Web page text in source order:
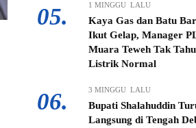
05. 1 MINGGU LALU
Kaya Gas dan Batu
Ikut Gelap, Manager
Muara Teweh Tak
Listrik Normal
06. 3 MINGGU LALU
Bupati Shalahuddin
Langsung di Tengah